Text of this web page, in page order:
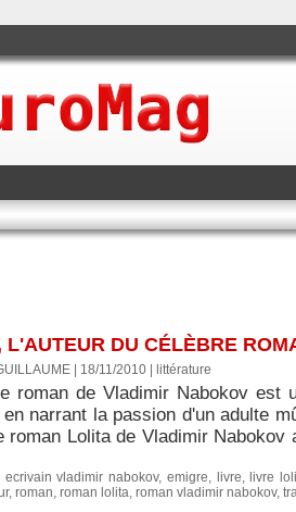
DU CÉLÈBRE
| 18/11/2010 littérature
roman de Vladimir Nabokov est
narrant la passion d'un adulte
roman Lolita de Vladimir
ecrivain vladimir nabokov, emigre, livre, livre
, roman, roman lolita, roman vladimir nabokov,